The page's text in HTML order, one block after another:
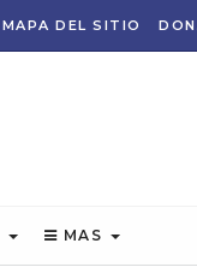
MAPA DEL SITIO
MAS